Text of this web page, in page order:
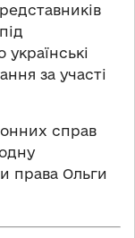
за участі
справ
права Ольги